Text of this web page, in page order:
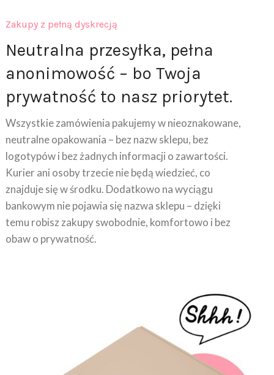
Zakupy z pełną dyskrecją
Neutralna przesyłka, pełna
anonimowość – bo Twoja
prywatność to nasz priorytet.
Wszystkie zamówienia pakujemy w nieoznakowane,
neutralne opakowania – bez nazw sklepu, bez
logotypów i bez żadnych informacji o zawartości.
Kurier ani osoby trzecie nie będą wiedzieć, co
znajduje się w środku. Dodatkowo na wyciągu
bankowym nie pojawia się nazwa sklepu – dzięki
temu robisz zakupy swobodnie, komfortowo i bez
obaw o prywatność.